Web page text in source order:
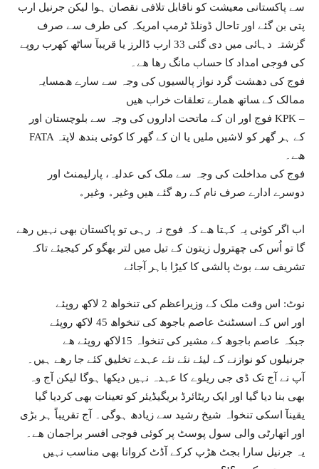
سے ﭘﺎﮐﺴﺘﺎنی ﻣﻌﯿﺸﺖ کو ناقابل تلافی نقصان ہوا لیکن جرنیل ارب
پتی بن گئے اور تاحال ڈونلڈ ٹرمپ امریکہ کی طرف سے صرف
گزشتہ دہائی میں دی گئی 33 ارب ڈالرز یا قریبآ ساٹھ کھرب روپے
کی فوجی امداد کا حساب مانگ رھا ھے۔
ﻓﻮﺝ ﮐﯽ ﺩھﺸﺖ ﮔﺮﺩ نواز ﭘﺎﻟﺴﯿﻮں ﮐﯽ ﻭﺟﮧ ﺳﮯ ﺳﺎﺭﮮ ھﻤﺴﺎﯾﮧ
ﻣﻤﺎﻟﮏ کے ﺴﺎﺗﮫ ھمارے ﺗﻌﻠﻘﺎﺕ ﺧﺮﺍﺏ ھیں
ﻓﻮﺝ ﺍﻭﺭ ﺍﻥ ﮐﮯ ﻣﺎﺗﺤﺖ ﺍﺩﺍﺭﻭں ﮐﯽ ﻭﺟﮧ ﺳﮯ ﺑﻠﻮﭼﺴﺘﺎﻥ ﺍﻭﺭ KPK –
FATA ﮐﮯ ﮨﺮ ﮔﮭﺮ ﮐﻮ ﻻشیں ملیں ﯾﺎ ﺍﻥ ﮐﮯ ﮔﮭﺮ ﮐﺎ ﮐﻮﺋﯽ ﺑﻨﺪھ ﻻﭘﺘﮧ
ھﮯ۔
ﻓﻮﺝ ﮐﯽ ﻣﺪﺍﺧﻠﺖ ﮐﯽ ﻭﺟﮧ ﺳﮯ ﻣﻠﮏ کى ﻋﺪﻟﯿﮧ، ﭘﺎﺭﻟﯿﻤﻨﭧ ﺍﻭﺭ
ﺩﻭﺳﺮﮮ ﺍﺩﺍﺭﮮ ﺻﺮﻑ ﻧﺎﻡ ﮐﮯ ﺭھ ﮔﺌﮯ ھیں ﻭﻏﯿﺮﮦ ﻭﻏﯿﺮﮦ
ﺍﺏ ﺍﮔﺮ ﮐﻮﺋﯽ ﯾﮧ ﮐﮩﺘﺎ ھﮯ ﮐﮧ ﻓﻮﺝ نہ ﺭﮨﯽ ﺗﻮ ﭘﺎﮐﺴﺘﺎﻥ ﺑﮭﯽ ﻧﮩﯿﮟ ﺭھے
ﮔﺎ ﺗﻮ ﺍُﺱ ﮐﯽ ﭼﮭﺘﺮﻭﻝ ﺯﯾﺘﻮﻥ ﮐﮯ ﺗﯿﻞ ﻣﯿﮟ ﻟﺘﺮ ﺑﮭﮕﻮ ﮐﺮ ﮐﯿﺠﯿﺌﮯ ﺗﺎﮐﮧ
ﺗﺸﺮﯾﻒ ﺳﮯ ﺑﻮﭦ ﭘﺎﻟﺸﯽ ﮐﺎ ﮐﯿﮍﺍ ﺑﺎﮨﺮ آجائے
نوٹ: اس وقت ملک کے وزیراعظم کی تنخواھ 2 لاکھ روپئے
اور اس کے اسسٹنٹ عاصم باجوھ کی تنخواھ 45 لاکھ روپئے
جبکہ عاصم باجوھ کے مشیر کی تنخواہ 15لاکھ روپئے ھے
جرنیلوں کو نوازنے کے لیئے نئے نئے عہدے تخلیق کئے جا رھے ہیں۔
آپ نے آج تک ڈی جی ریلوے کا عہدہ نہیں دیکھا ہوگا لیکن آج وہ
بھی بنا دیا گیا اور ایک ریٹائرڈ بریگیڈیئر کو تعینات بھی کردیا گیا
یقینآ اسکی تنخواہ شیخ رشید سے زیادھ ہوگی۔ آج تقریباً ہر بڑی
اور اتھارٹی والی سول پوسٹ پر کوئی فوجی افسر براجمان ھے۔
یہ جرنیل سارا بجٹ ھڑپ کرکے آڈٹ کروانا بھی مناسب نہیں